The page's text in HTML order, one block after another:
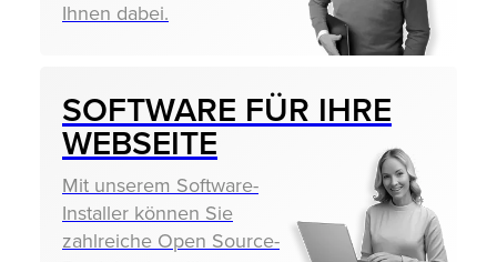
Ihnen dabei.
SOFTWARE FÜR IHRE
WEBSEITE
Mit unserem Software-
Installer können Sie
zahlreiche Open Source-